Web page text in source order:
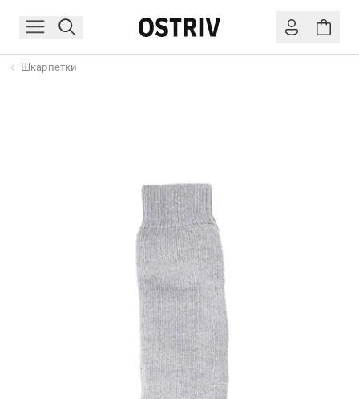
Шкарпетки